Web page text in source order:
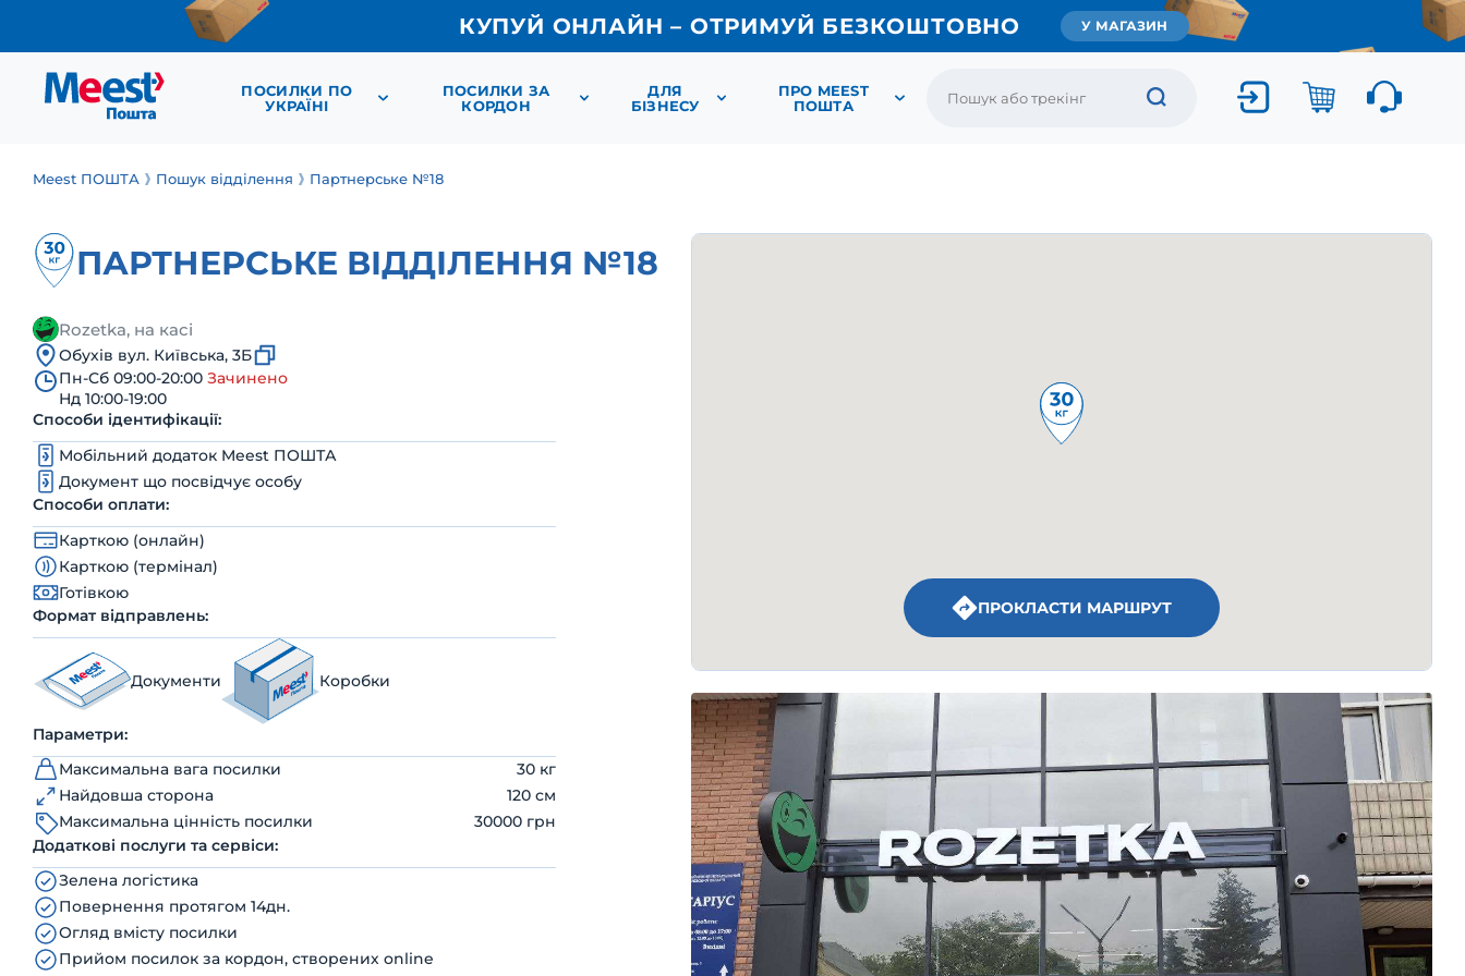
КУПУЙ ОНЛАЙН – ОТРИМУЙ БЕЗКОШТОВНО У МАГАЗИН
ПОСИЛКИ ПО
УКРАЇНІ
ПОСИЛКИ ЗА
КОРДОН
ДЛЯ
БІЗНЕСУ
ПРО MEEST
ПОШТА
Meest ПОШТА Пошук відділення Партнерське №18
ПАРТНЕРСЬКЕ ВІДДІЛЕННЯ №18
Rozetka, на касі
Обухів вул. Київська, 3Б
Пн-Сб 09:00-20:00 Зачинено
Нд 10:00-19:00
Способи ідентифікації:
Мобільний додаток Meest ПОШТА
Документ що посвідчує особу
Способи оплати:
Карткою (онлайн)
Карткою (термінал)
Готівкою
Формат відправлень:
Документи Коробки
Параметри:
Максимальна вага посилки
30 кг
Найдовша сторона
120 см
Максимальна цінність посилки
30000 грн
Додаткові послуги та сервіси:
Зелена логістика
Повернення протягом 14дн.
Огляд вмісту посилки
Прийом посилок за кордон, створених online
ПРОКЛАСТИ МАРШРУТ